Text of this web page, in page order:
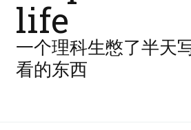
life
一个理科生憋了半天
看的东西